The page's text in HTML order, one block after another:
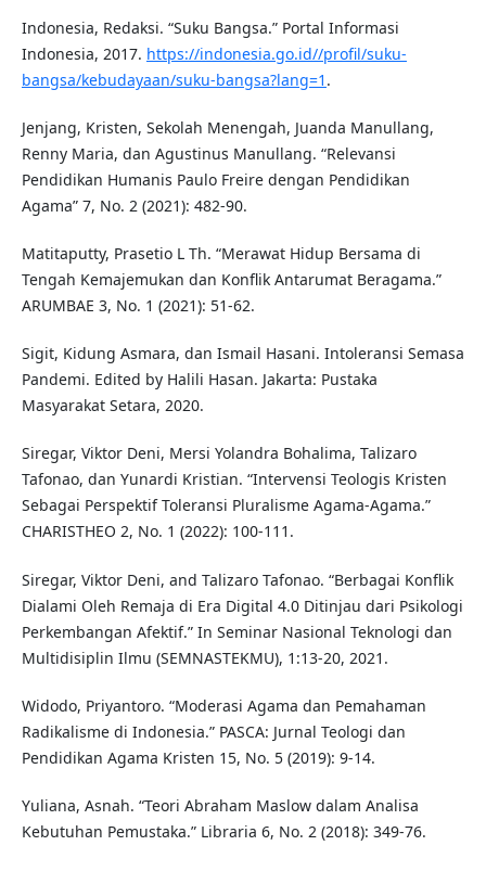
Indonesia, Redaksi. “Suku Bangsa.” Portal Informasi
Indonesia, 2017. https://indonesia.go.id//profil/suku-
bangsa/kebudayaan/suku-bangsa?lang=1 .
Jenjang, Kristen, Sekolah Menengah, Juanda Manullang,
Renny Maria, dan Agustinus Manullang. “Relevansi
Pendidikan Humanis Paulo Freire dengan Pendidikan
Agama” 7, No. 2 (2021): 482-90.
Matitaputty, Prasetio L Th. “Merawat Hidup Bersama di
Tengah Kemajemukan dan Konflik Antarumat Beragama.”
ARUMBAE 3, No. 1 (2021): 51-62.
Sigit, Kidung Asmara, dan Ismail Hasani. Intoleransi Semasa
Pandemi. Edited by Halili Hasan. Jakarta: Pustaka
Masyarakat Setara, 2020.
Siregar, Viktor Deni, Mersi Yolandra Bohalima, Talizaro
Tafonao, dan Yunardi Kristian. “Intervensi Teologis Kristen
Sebagai Perspektif Toleransi Pluralisme Agama-Agama.”
CHARISTHEO 2, No. 1 (2022): 100-111.
Siregar, Viktor Deni, and Talizaro Tafonao. “Berbagai Konflik
Dialami Oleh Remaja di Era Digital 4.0 Ditinjau dari Psikologi
Perkembangan Afektif.” In Seminar Nasional Teknologi dan
Multidisiplin Ilmu (SEMNASTEKMU), 1:13-20, 2021.
Widodo, Priyantoro. “Moderasi Agama dan Pemahaman
Radikalisme di Indonesia.” PASCA: Jurnal Teologi dan
Pendidikan Agama Kristen 15, No. 5 (2019): 9-14.
Yuliana, Asnah. “Teori Abraham Maslow dalam Analisa
Kebutuhan Pemustaka.” Libraria 6, No. 2 (2018): 349-76.